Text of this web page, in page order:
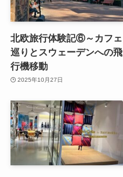
北欧旅行体験記⑥～カフェ
巡りとスウェーデンへの飛
行機移動
2025年10月27日